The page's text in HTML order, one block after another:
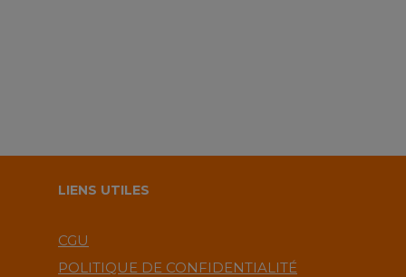
LIENS UTILES
CGU
POLITIQUE DE CONFIDENTIALITÉ